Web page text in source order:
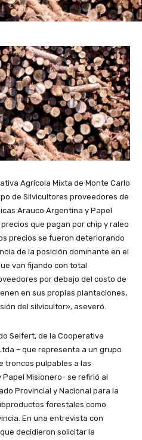
Agrícola Mixta de Monte Carlo
de Silvicultores proveedores de
Arauco Argentina y Papel
que pagan por chip y raleo
precios se fueron deteriorando
de la posición dominante en el
van fijando con total
por debajo del costo de
en sus propias plantaciones,
del silvicultor», aseveró.
Seifert, de la Cooperativa
– que representa a un grupo
troncos pulpables a las
Misionero- se refirió al
Provincial y Nacional para la
forestales como
En una entrevista con
decidieron solicitar la